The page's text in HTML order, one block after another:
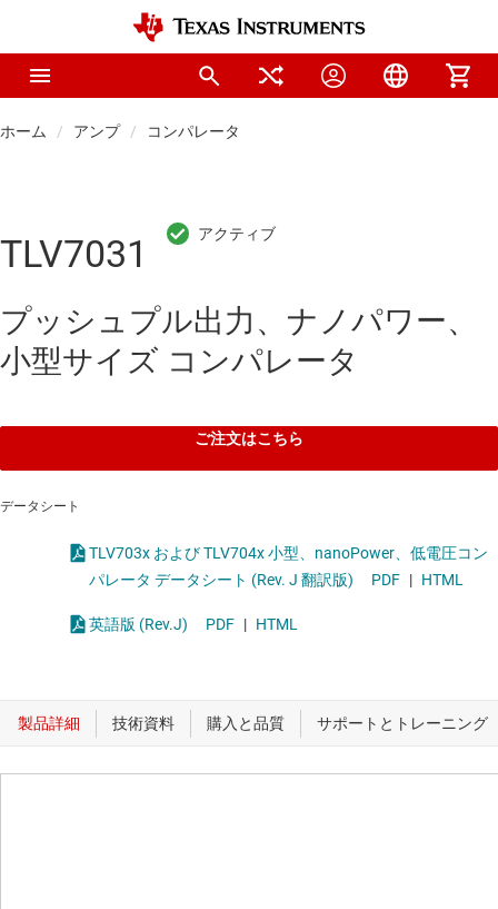
ホーム アンプ コンパレータ
TLV7031
プッシュプル出力、ナノパワー、
小型サイズ コンパレータ
ご注文はこちら
データシート
TLV703x および TLV704x 小型、nanoPower、低電圧コン
パレータ データシート (Rev. J 翻訳版)
PDF | HTML
英語版 (Rev.J) PDF | HTML